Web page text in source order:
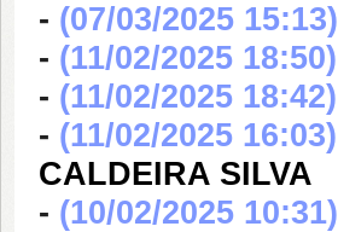
- (07/03/2025 15:13)
- (11/02/2025 18:50)
- (11/02/2025 18:42)
- (11/02/2025 16:03)
CALDEIRA SILVA
- (10/02/2025 10:31)